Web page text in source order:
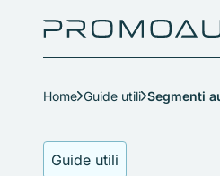
Home Guide utili Segmenti
Guide utili